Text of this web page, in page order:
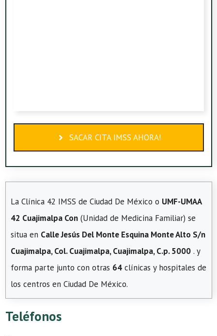
SACAR CITA IMSS AHORA!
La Clínica 42 IMSS de Ciudad De México o UMF-UMAA
42 Cuajimalpa Con (Unidad de Medicina Familiar) se
situa en Calle Jesús Del Monte Esquina Monte Alto S/n
Cuajimalpa, Col. Cuajimalpa, Cuajimalpa, C.p. 5000 . y
forma parte junto con otras 64 clínicas y hospitales de
los centros en Ciudad De México.
Teléfonos